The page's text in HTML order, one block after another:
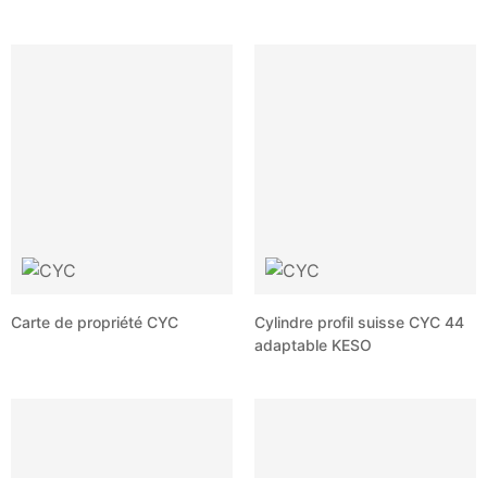
Carte de propriété CYC
Cylindre profil suisse CYC 44
adaptable KESO